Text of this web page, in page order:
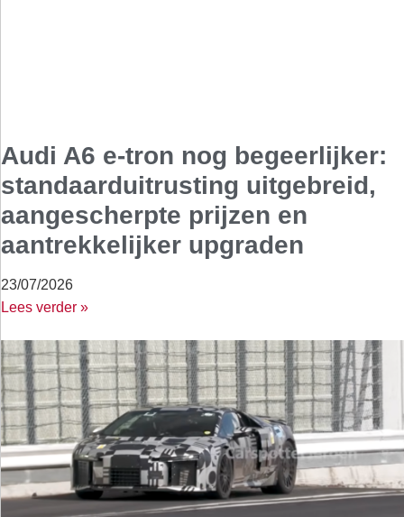
Audi A6 e-tron nog begeerlijker:
standaarduitrusting uitgebreid,
aangescherpte prijzen en
aantrekkelijker upgraden
23/07/2026
Lees verder »